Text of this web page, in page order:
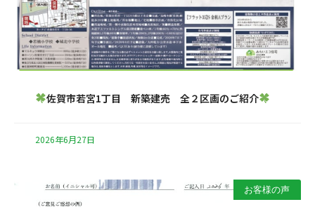
佐賀市若宮1丁目 新築建売 全２区画のご紹介
2026年6月27日
お客様の声